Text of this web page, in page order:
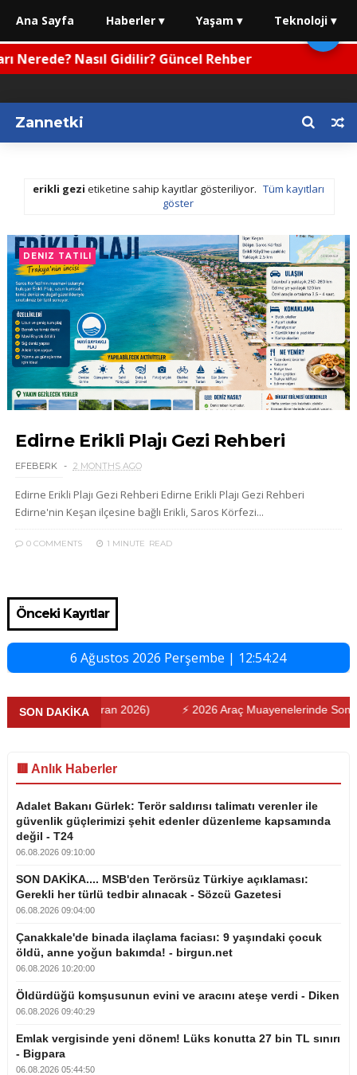
Nasıl Gidilir? Güncel Rehber
Zannetki
erikli gezi etiketine sahip kayıtlar gösteriliyor. Tüm kayıtları
göster
DENIZ TATILI
Edirne Erikli Plajı Gezi Rehberi
EFEBERK 2 MONTHS AGO
Edirne Erikli Plajı Gezi Rehberi Edirne Erikli Plajı Gezi Rehberi
Edirne'nin Keşan ilçesine bağlı Erikli, Saros Körfezi...
0 COMMENTS 1 MINUTE READ
Önceki Kayıtlar
6 Ağustos 2026 Perşembe | 12:54:24
SON DAKİKA
(Haziran 2026) ⚡ 2026 Araç Muayenelerinde Son Durum
🟥 Anlık Haberler
Adalet Bakanı Gürlek: Terör saldırısı talimatı verenler ile
güvenlik güçlerimizi şehit edenler düzenleme kapsamında
değil - T24
06.08.2026 09:10:00
SON DAKİKA.... MSB'den Terörsüz Türkiye açıklaması:
Gerekli her türlü tedbir alınacak - Sözcü Gazetesi
06.08.2026 09:04:00
Çanakkale'de binada ilaçlama faciası: 9 yaşındaki çocuk
öldü, anne yoğun bakımda! - birgun.net
06.08.2026 10:20:00
Öldürdüğü komşusunun evini ve aracını ateşe verdi - Diken
06.08.2026 09:40:29
Emlak vergisinde yeni dönem! Lüks konutta 27 bin TL sınırı
- Bigpara
06.08.2026 05:44:50
Ana Sayfa Haberler ▾ Yaşam ▾ Teknoloji ▾